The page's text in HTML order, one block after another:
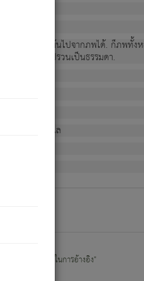
ม่เป็นผู้หลุดพ้นไปจากภพได้. ก็ภพทั้ง
มีความแปรปรวนเป็นธรรมดา.
าด้วย.
น.
ต่อไป). ดังนี้แล
นำข้อมูลไปใช้ในการอ้างอิง"